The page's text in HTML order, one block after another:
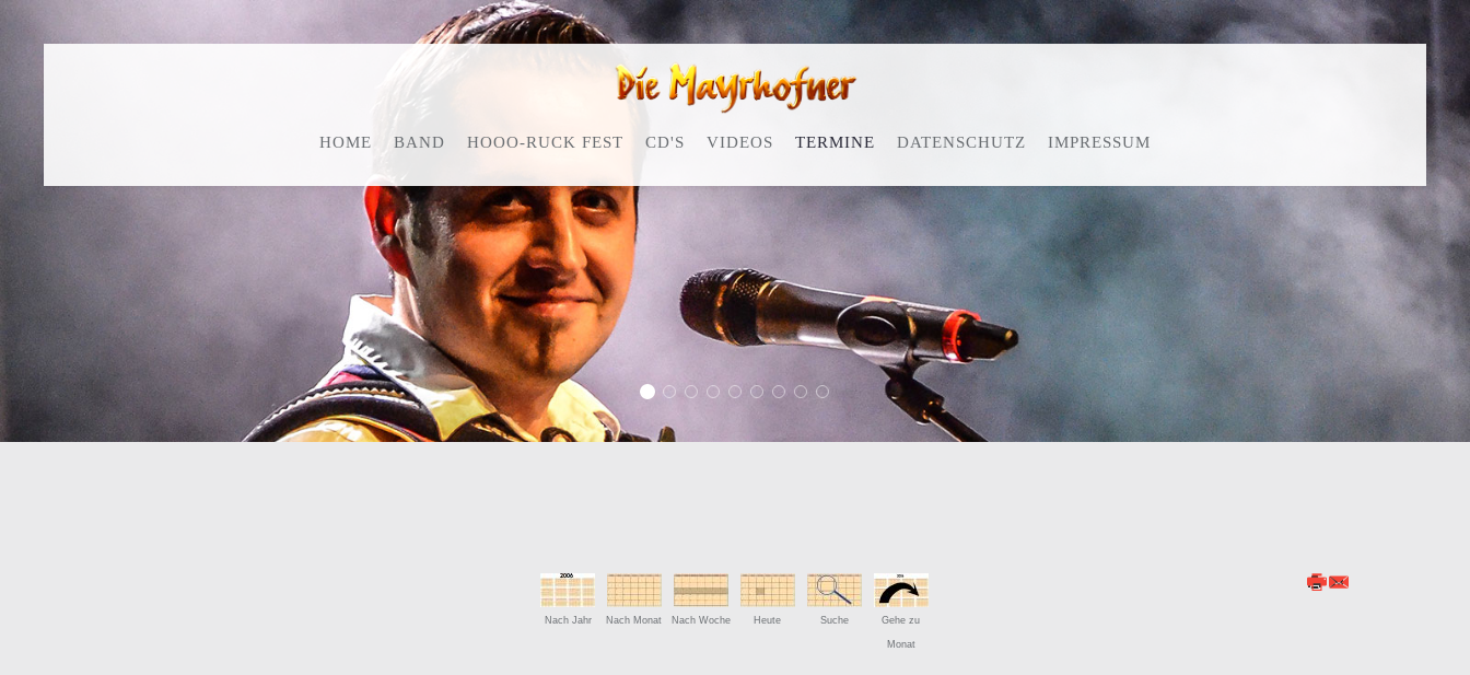
HOME BAND HOOO-RUCK FEST CD'S VIDEOS TERMINE DATENSCHUTZ IMPRESSUM
Slide 2017 1
Slide 2017 2
Slide 2017 3
Slide 2017 4
Slide 2017 5
Slide 2017 6
Slide 2017 7
Slide 2017 8
Slide 2017 9
Nach Jahr Nach Monat Nach Woche Heute Suche Gehe zu
Monat